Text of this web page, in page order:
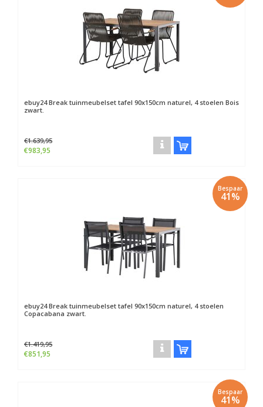
ebuy24Break tuinmeubelset tafel 90x150cm naturel, 4 stoelen Bois
zwart.
€1.639,95
€983,95
Bespaar
41%
ebuy24Break tuinmeubelset tafel 90x150cm naturel, 4 stoelen
Copacabana zwart.
€1.419,95
€851,95
Bespaar
41%